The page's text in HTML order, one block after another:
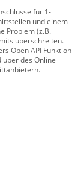
für 1-
und einem
Problem (z.B.
überschreiten.
Open API Funktion
des Online